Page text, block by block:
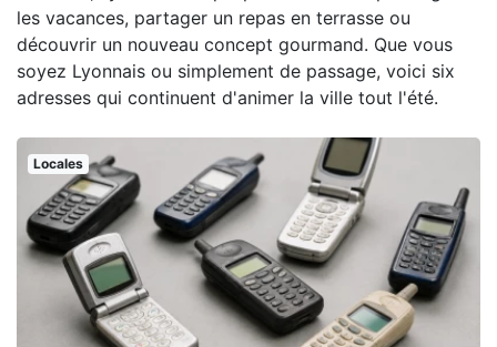
les vacances, partager un repas en terrasse ou
découvrir un nouveau concept gourmand. Que vous
soyez Lyonnais ou simplement de passage, voici six
adresses qui continuent d'animer la ville tout l'été.
Locales